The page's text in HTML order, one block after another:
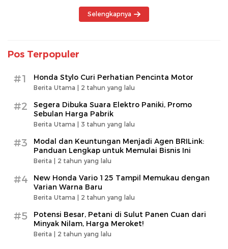
Selengkapnya
Pos Terpopuler
#1 Honda Stylo Curi Perhatian Pencinta Motor
Berita Utama | 2 tahun yang lalu
#2
Segera Dibuka Suara Elektro Paniki, Promo
Sebulan Harga Pabrik
Berita Utama | 3 tahun yang lalu
#3
Modal dan Keuntungan Menjadi Agen BRILink:
Panduan Lengkap untuk Memulai Bisnis Ini
Berita | 2 tahun yang lalu
#4
New Honda Vario 125 Tampil Memukau dengan
Varian Warna Baru
Berita Utama | 2 tahun yang lalu
#5
Potensi Besar, Petani di Sulut Panen Cuan dari
Minyak Nilam, Harga Meroket!
Berita | 2 tahun yang lalu